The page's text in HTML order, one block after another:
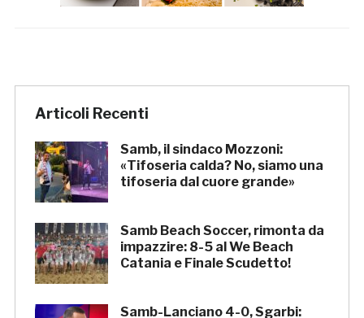
Articoli Recenti
Samb, il sindaco Mozzoni:
«Tifoseria calda? No, siamo una
tifoseria dal cuore grande»
Samb Beach Soccer, rimonta da
impazzire: 8-5 al We Beach
Catania e Finale Scudetto!
Samb-Lanciano 4-0, Sgarbi: